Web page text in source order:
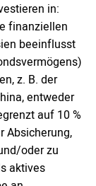
in:
finanziellen
beeinflusst
z. B. der
entweder
auf 10 %
Absicherung,
oder zu
aktives